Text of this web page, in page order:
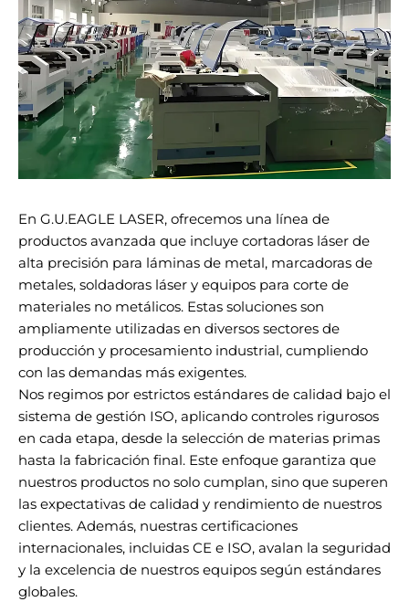
En G.U.EAGLE LASER, ofrecemos una línea de
productos avanzada que incluye cortadoras láser de
alta precisión para láminas de metal, marcadoras de
metales, soldadoras láser y equipos para corte de
materiales no metálicos. Estas soluciones son
ampliamente utilizadas en diversos sectores de
producción y procesamiento industrial, cumpliendo
con las demandas más exigentes.
Nos regimos por estrictos estándares de calidad bajo el
sistema de gestión ISO, aplicando controles rigurosos
en cada etapa, desde la selección de materias primas
hasta la fabricación final. Este enfoque garantiza que
nuestros productos no solo cumplan, sino que superen
las expectativas de calidad y rendimiento de nuestros
clientes. Además, nuestras certificaciones
internacionales, incluidas CE e ISO, avalan la seguridad
y la excelencia de nuestros equipos según estándares
globales.